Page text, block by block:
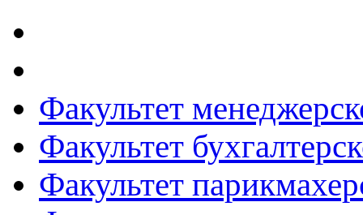
Факультет
Факультет
Факультет